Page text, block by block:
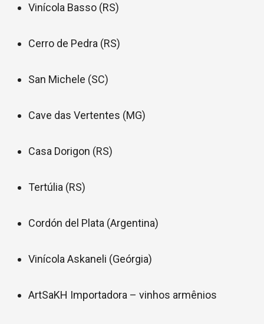
Vinícola Basso (RS)
Cerro de Pedra (RS)
San Michele (SC)
Cave das Vertentes (MG)
Casa Dorigon (RS)
Tertúlia (RS)
Cordón del Plata (Argentina)
Vinícola Askaneli (Geórgia)
ArtSaKH Importadora – vinhos armênios